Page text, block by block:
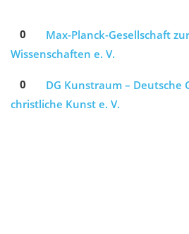
0
Max-Planck-Gesellschaft
Wissenschaften e. V.
0
DG Kunstraum – Deutsche
christliche Kunst e. V.